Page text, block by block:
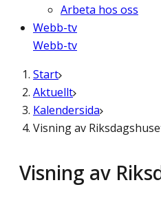
Arbeta hos oss
Webb-tv
Webb-tv
Start
Aktuellt
Kalendersida
Visning av
Visning av